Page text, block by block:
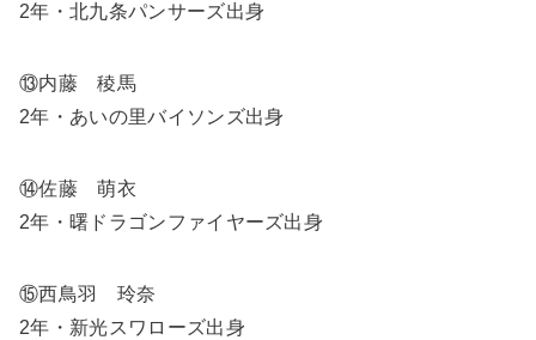
2年・北九条パンサーズ出身
⑬内藤 稜馬
2年・あいの里バイソンズ出身
⑭佐藤 萌衣
2年・曙ドラゴンファイヤーズ出身
⑮西鳥羽 玲奈
2年・新光スワローズ出身